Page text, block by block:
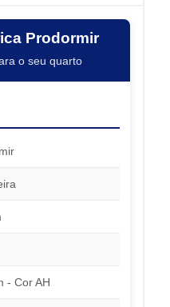
Prodormir
o seu quarto
- Cor AH